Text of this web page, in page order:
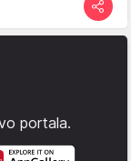
portala.